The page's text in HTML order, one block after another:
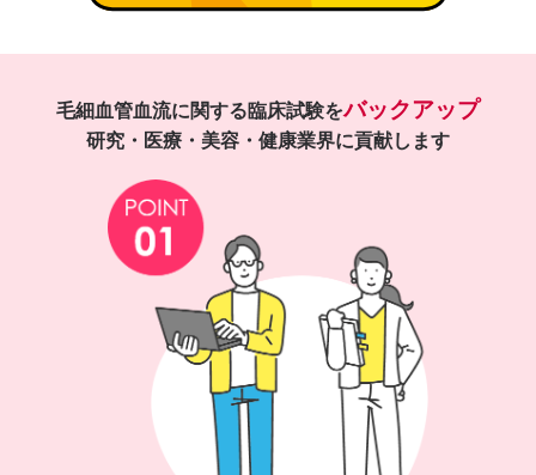
毛細血管血流に関する臨床試験をバックアップ
研究・医療・美容・健康業界に貢献します